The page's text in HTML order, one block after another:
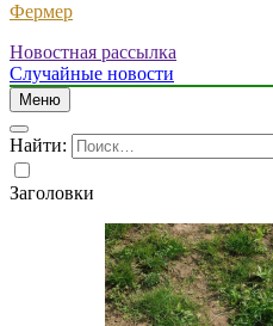
Фермер
Новостная рассылка
Случайные новости
Меню
Найти:
Заголовки